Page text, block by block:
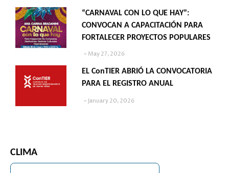
“CARNAVAL CON LO QUE HAY”:
CONVOCAN A CAPACITACIÓN PARA
FORTALECER PROYECTOS POPULARES
May 27, 2026
EL ConTIER ABRIÓ LA CONVOCATORIA
PARA EL REGISTRO ANUAL
January 20, 2026
CLIMA